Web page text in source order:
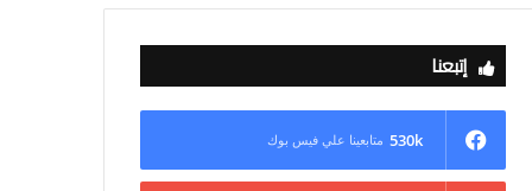
إتبعنا
530k متابعينا علي فيس بوك